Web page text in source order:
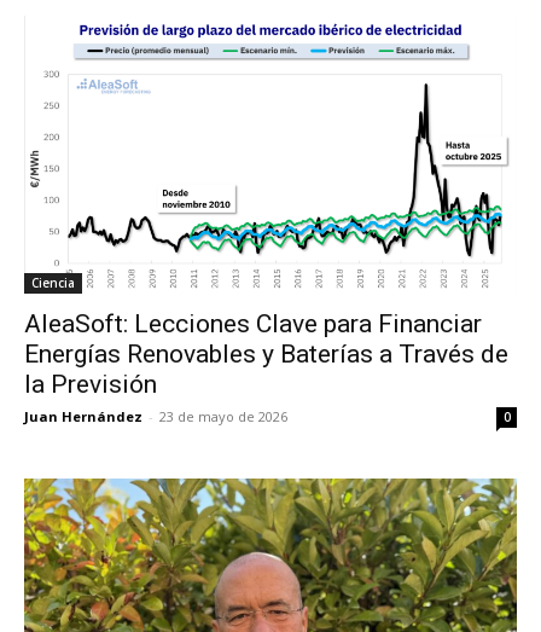
Ciencia
AleaSoft: Lecciones Clave para Financiar
Energías Renovables y Baterías a Través de
la Previsión
Juan Hernández - 23 de mayo de 2026 0